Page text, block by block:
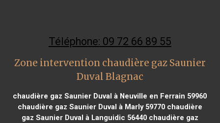
Téléphone: 09 72 66 89 55
Zone intervention chaudière gaz Saunier
Duval Blagnac
chaudière gaz Saunier Duval à Neuville en Ferrain 59960
chaudière gaz Saunier Duval à Marly 59770chaudière
gaz Saunier Duval à Languidic 56440chaudière gaz